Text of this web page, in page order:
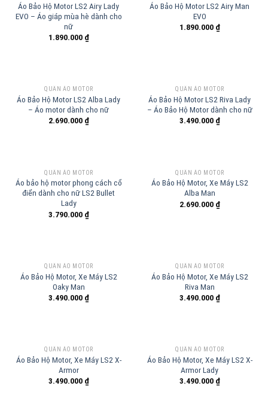
Áo Bảo Hộ Motor LS2 Airy Lady
EVO – Áo giáp mùa hè dành cho
nữ
1.890.000 ₫
Áo Bảo Hộ Motor LS2 Airy Man
EVO
1.890.000 ₫
QUẦN ÁO MOTOR
Áo Bảo Hộ Motor LS2 Alba Lady
– Áo motor dành cho nữ
2.690.000 ₫
QUẦN ÁO MOTOR
Áo Bảo Hộ Motor LS2 Riva Lady
– Áo Bảo Hộ Motor dành cho nữ
3.490.000 ₫
QUẦN ÁO MOTOR
Áo bảo hộ motor phong cách cổ
điển dành cho nữ LS2 Bullet
Lady
3.790.000 ₫
QUẦN ÁO MOTOR
Áo Bảo Hộ Motor, Xe Máy LS2
Alba Man
2.690.000 ₫
QUẦN ÁO MOTOR
Áo Bảo Hộ Motor, Xe Máy LS2
Oaky Man
3.490.000 ₫
QUẦN ÁO MOTOR
Áo Bảo Hộ Motor, Xe Máy LS2
Riva Man
3.490.000 ₫
QUẦN ÁO MOTOR
Áo Bảo Hộ Motor, Xe Máy LS2 X-
Armor
3.490.000 ₫
QUẦN ÁO MOTOR
Áo Bảo Hộ Motor, Xe Máy LS2 X-
Armor Lady
3.490.000 ₫